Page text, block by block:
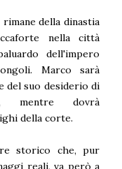
della dinastia
nella città
dell'impero
Marco sarà
del suo desiderio di
mentre dovrà
della corte.
storico che, pur
reali, va però a